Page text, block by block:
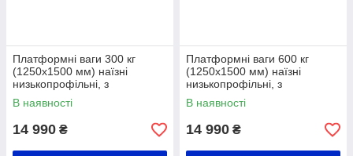
Платформні ваги 300 кг
(1250х1500 мм) наїзні
низькопрофільні, з
розбірними пандусами
В наявності
14 990 ₴
Платформні ваги 600 кг
(1250х1500 мм) наїзні
низькопрофільні, з
розбірними пандусами
В наявності
14 990 ₴